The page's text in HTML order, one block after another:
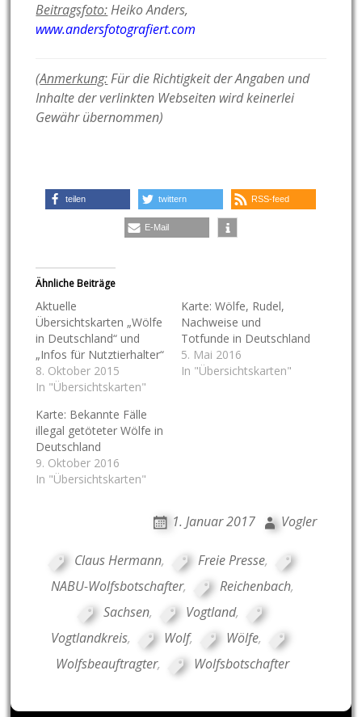
Beitragsfoto:Heiko Anders,
www.andersfotografiert.com
(Anmerkung:Für die Richtigkeit der Angaben und
Inhalte der verlinkten Webseiten wird keinerlei
Gewähr übernommen)
teilen twittern RSS-feed
E-Mail
Ähnliche Beiträge
Aktuelle
Übersichtskarten „Wölfe
in Deutschland“ und
„Infos für Nutztierhalter“
8. Oktober 2015
In "Übersichtskarten"
Karte: Wölfe, Rudel,
Nachweise und
Totfunde in Deutschland
5. Mai 2016
In "Übersichtskarten"
Karte: Bekannte Fälle
illegal getöteter Wölfe in
Deutschland
9. Oktober 2016
In "Übersichtskarten"
1. Januar 2017 Vogler
Claus Hermann, Freie Presse,
NABU-Wolfsbotschafter, Reichenbach,
Sachsen, Vogtland,
Vogtlandkreis, Wolf, Wölfe,
Wolfsbeauftragter, Wolfsbotschafter